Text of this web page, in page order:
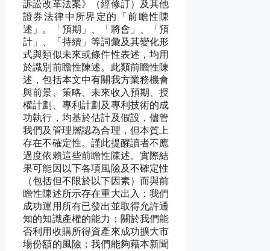
訴訟改革法案》（經修訂）及其他
證券法律中所界定的「前瞻性陳
述」。「預期」、「將會」、「預
計」、「持續」等詞彙及其變化形
式與類似未來或條件性表述，均用
於識別前瞻性陳述。此類前瞻性陳
述，包括本文中有關我方業務機會
與前景、策略、未來收入預期、授
權計劃、專利計劃及專利技術的成
功執行，均基於估計及假設，儘管
我們及管理層認為合理，但本質上
存在不確定性。謹此提醒讀者不應
過度依賴這些前瞻性陳述。實際結
果可能因以下各項風險及不確定性
（包括但不限於以下因素）而與前
瞻性陳述所示存在重大出入：我們
成功運用所有已發出並取得允許通
知的知識產權的能力；關於我們能
否利用收購所得資產來成功擴大市
場份額的風險；我們能夠藉本新聞